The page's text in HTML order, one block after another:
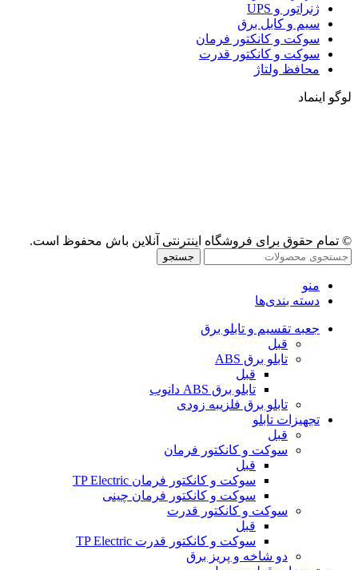
ژنراتور و UPS
سیم و کابل برق
سوکت و کانکتور فرمان
سوکت و کانکتور قدرت
محافظ ولتاژ
لوگو اینماد
© تمام حقوق برای فروشگاه اینترنتی آنلاین باش محفوظ است.
جستجو
منو
دسته بندی‌ها
جعبه تقسیم و تابلو برق
قبل
تابلو برق ABS
قبل
تابلو برق ABS دانوب
تابلو برق فلزیبه زودی
تجهیزات تابلو
قبل
سوکت و کانکتور فرمان
قبل
سوکت و کانکتور فرمان TP Electric
سوکت و کانکتور فرمان چینی
سوکت و کانکتور قدرت
قبل
سوکت و کانکتور قدرت TP Electric
دو شاخه و پریز برق